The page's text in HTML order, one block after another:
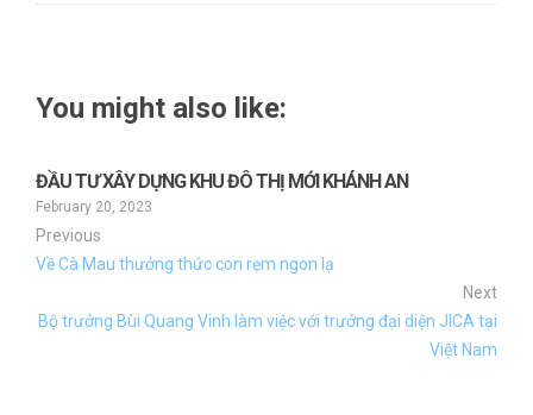
You might also like:
ĐẦU TƯ XÂY DỰNG KHU ĐÔ THỊ MỚI KHÁNH AN
February 20, 2023
Previous
Về Cà Mau thưởng thức con rẹm ngon lạ
Next
Bộ trưởng Bùi Quang Vinh làm việc với trưởng đại diện JICA tại
Việt Nam